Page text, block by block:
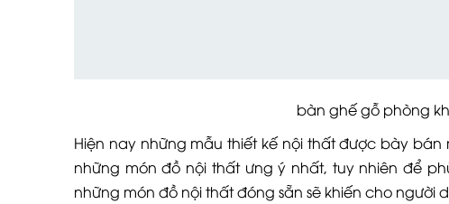
bàn ghế gỗ phòng khách
Hiện nay những mẫu thiết kế nội thất được bày
những món đồ nội thất ưng ý nhất, tuy nhiên để
những món đồ nội thất đóng sẵn sẽ khiến cho người